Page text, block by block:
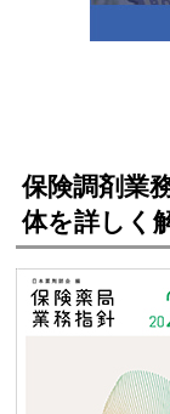
保険調剤業
体を詳しく